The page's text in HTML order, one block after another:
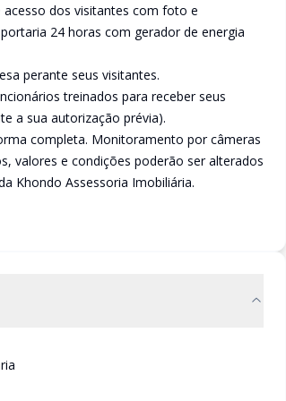
dos visitantes com foto e
24 horas com gerador de energia
perante seus visitantes.
treinados para receber seus
a sua autorização prévia).
completa. Monitoramento por câmeras
valores e condições poderão ser alterados
Khondo Assessoria Imobiliária.